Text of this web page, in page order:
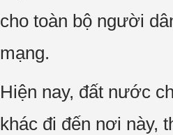
cho toàn bộ người
mạng.
Hiện nay, đất nước
khác đi đến nơi này,